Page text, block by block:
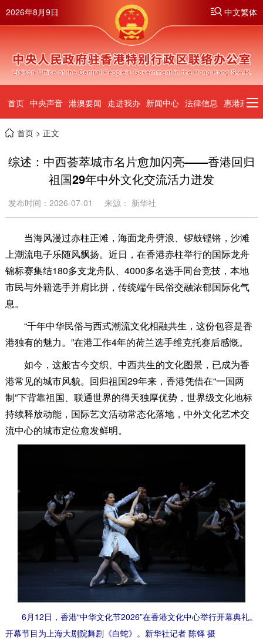
2026年8月9日 中文繁体
首页 中央声音 港澳要闻 走进我办 新闻中心 法律信息 惠港政策
首页> 正文
综述：中西荟萃城市名片愈加闪亮——香港回归
祖国29年中外文化交流活力迸发
发布时间：2026-07-01 来源： 新华社
当海风漫过赤柱正滩，海面龙舟劈浪、锣鼓铿锵，沙滩
上潮流电子乐随风飘扬。近日，在香港赤柱举行的国际龙舟
锦标赛集结180多支龙舟队、4000多名选手同台竞技，本地
市民与外籍选手并肩比拼，传统端午民俗交融浓郁国际化气
息。
“千年中华民俗与西式潮流文化相融共生，这份包容是香
港独有的魅力。”在港工作4年的荷兰选手维克托赛后感慨。
如今，这般古今交织、中西共生的文化图景，已成为香
港常见的城市风貌。回归祖国29年来，香港凭借在“一国两
制”下背靠祖国、联通世界的得天独厚优势，世界级文化地标
持续释放动能，国际艺文活动常态化落地，中外文化艺术交
流中心的城市定位愈发鲜明。
6月12日，香港“中华文化节2026”在香港文化中心举行开幕典礼。
开幕节目为上海大剧院舞剧《白蛇》。新华社记者 陈铎 摄